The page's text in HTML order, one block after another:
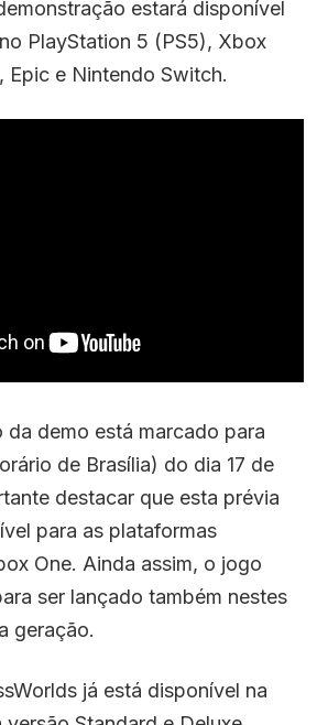
estará disponível
PlayStation 5 (PS5), Xbox
Epic e Nintendo Switch.
da demo está marcado para
de Brasília) do dia 17 de
destacar que esta prévia
para as plataformas
One. Ainda assim, o jogo
ser lançado também nestes
geração.
já está disponível na